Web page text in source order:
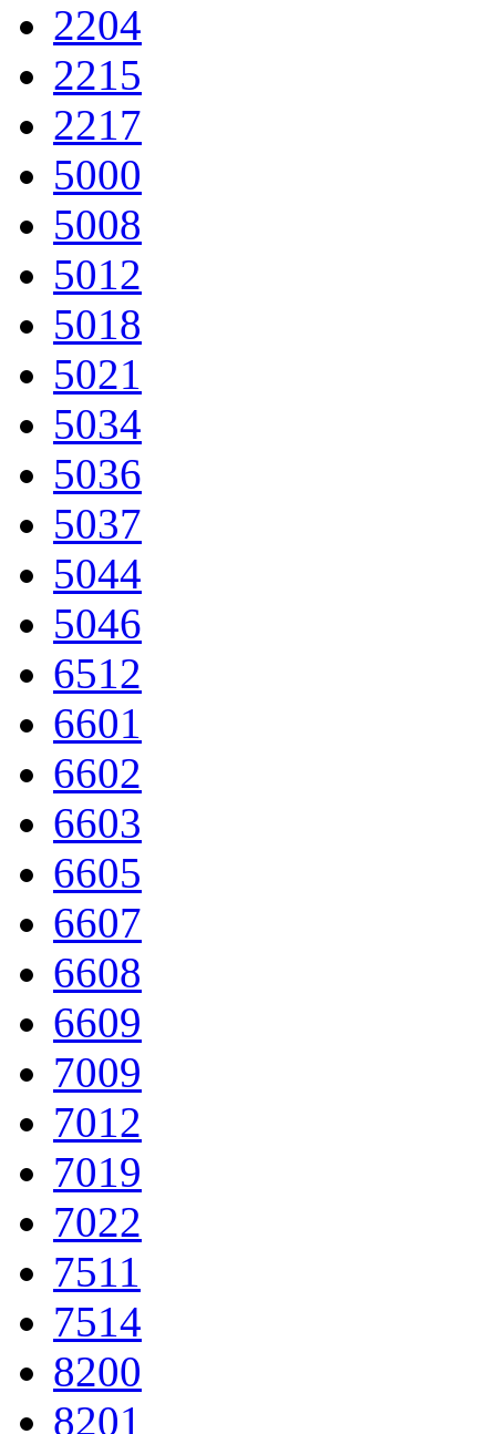
2204
2215
2217
5000
5008
5012
5018
5021
5034
5036
5037
5044
5046
6512
6601
6602
6603
6605
6607
6608
6609
7009
7012
7019
7022
7511
7514
8200
8201